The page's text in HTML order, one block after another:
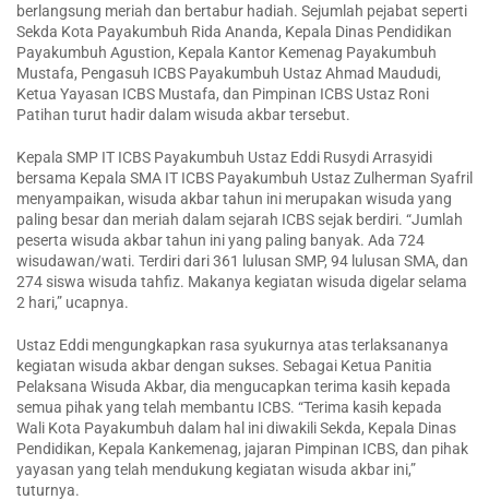
berlangsung meriah dan bertabur hadiah. Sejumlah pejabat seperti
Sekda Kota Payakumbuh Rida Ananda, Kepala Dinas Pendidikan
Payakumbuh Agustion, Kepala Kantor Kemenag Payakumbuh
Mustafa, Pengasuh ICBS Payakumbuh Ustaz Ahmad Maududi,
Ketua Yayasan ICBS Mustafa, dan Pimpinan ICBS Ustaz Roni
Patihan turut hadir dalam wisuda akbar tersebut.
Kepala SMP IT ICBS Payakumbuh Ustaz Eddi Rusydi Arrasyidi
bersama Kepala SMA IT ICBS Payakumbuh Ustaz Zulherman Syafril
menyampaikan, wisuda akbar tahun ini merupakan wisuda yang
paling besar dan meriah dalam sejarah ICBS sejak berdiri. “Jumlah
peserta wisuda akbar tahun ini yang paling banyak. Ada 724
wisudawan/wati. Terdiri dari 361 lulusan SMP, 94 lulusan SMA, dan
274 siswa wisuda tahfiz. Makanya kegiatan wisuda digelar selama
2 hari,” ucapnya.
Ustaz Eddi mengungkapkan rasa syukurnya atas terlaksananya
kegiatan wisuda akbar dengan sukses. Sebagai Ketua Panitia
Pelaksana Wisuda Akbar, dia mengucapkan terima kasih kepada
semua pihak yang telah membantu ICBS. “Terima kasih kepada
Wali Kota Payakumbuh dalam hal ini diwakili Sekda, Kepala Dinas
Pendidikan, Kepala Kankemenag, jajaran Pimpinan ICBS, dan pihak
yayasan yang telah mendukung kegiatan wisuda akbar ini,”
tuturnya.